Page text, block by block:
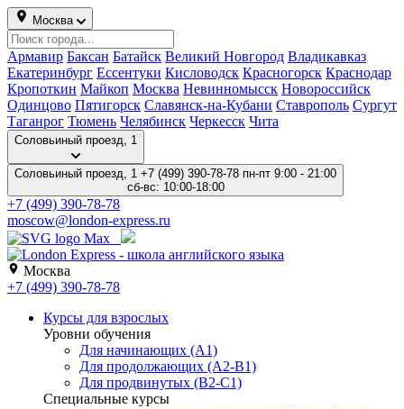
Москва
Армавир Баксан Батайск Великий Новгород Владикавказ
Екатеринбург Ессентуки Кисловодск Красногорск Краснодар
Кропоткин Майкоп Москва Невинномысск Новороссийск
Одинцово Пятигорск Славянск-на-Кубани Ставрополь Сургут
Таганрог Тюмень Челябинск Черкесск Чита
Соловьиный проезд, 1
Соловьиный проезд, 1 +7 (499) 390-78-78 пн-пт 9:00 - 21:00
сб-вс: 10:00-18:00
+7 (499) 390-78-78
moscow@london-express.ru
Москва
+7 (499) 390-78-78
Курсы для взрослых
Уровни обучения
Для начинающих (A1)
Для продолжающих (A2-B1)
Для продвинутых (B2-C1)
Специальные курсы